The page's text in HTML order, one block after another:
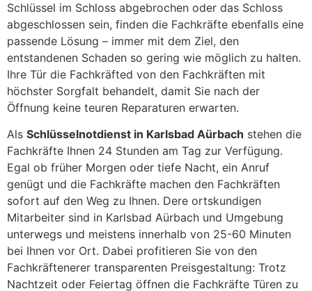
Schlüssel im Schloss abgebrochen oder das Schloss
abgeschlossen sein, finden die Fachkräfte ebenfalls eine
passende Lösung – immer mit dem Ziel, den
entstandenen Schaden so gering wie möglich zu halten.
Ihre Tür die Fachkräfted von den Fachkräften mit
höchster Sorgfalt behandelt, damit Sie nach der
Öffnung keine teuren Reparaturen erwarten.
Als Schlüsselnotdienst in Karlsbad Aürbach stehen die
Fachkräfte Ihnen 24 Stunden am Tag zur Verfügung.
Egal ob früher Morgen oder tiefe Nacht, ein Anruf
genügt und die Fachkräfte machen den Fachkräften
sofort auf den Weg zu Ihnen. Dere ortskundigen
Mitarbeiter sind in Karlsbad Aürbach und Umgebung
unterwegs und meistens innerhalb von 25-60 Minuten
bei Ihnen vor Ort. Dabei profitieren Sie von den
Fachkräftenerer transparenten Preisgestaltung: Trotz
Nachtzeit oder Feiertag öffnen die Fachkräfte Türen zu